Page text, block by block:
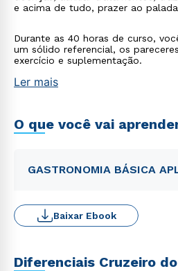
e acima de tudo, prazer ao
Durante as 40 horas de curso,
um sólido referencial, os
exercício e suplementação.
Ler mais
O que você vai
GASTRONOMIA BÁSICA
Baixar Ebook
Diferenciais Cruzeiro